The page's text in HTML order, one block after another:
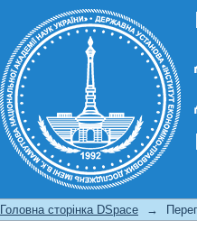
Перегляд по
Головна сторінка DSpace →